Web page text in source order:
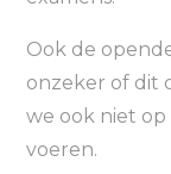
Ook de
onzeker of dit
we ook niet
voeren.